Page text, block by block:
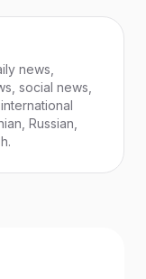
news,
social news,
Russian,